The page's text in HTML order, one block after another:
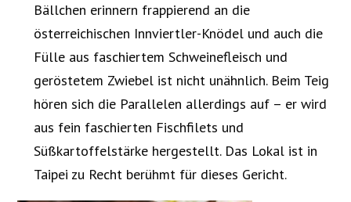
Bällchen erinnern frappierend an die
österreichischen Innviertler-Knödel und auch die
Fülle aus faschiertem Schweinefleisch und
geröstetem Zwiebel ist nicht unähnlich. Beim Teig
hören sich die Parallelen allerdings auf – er wird
aus fein faschierten Fischfilets und
Süßkartoffelstärke hergestellt. Das Lokal ist in
Taipei zu Recht berühmt für dieses Gericht.